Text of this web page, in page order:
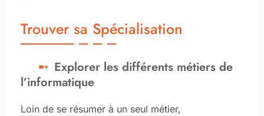
Trouver sa Spécialisation
Explorer les différents métiers de
l’informatique
Loin de se résumer à un seul métier,